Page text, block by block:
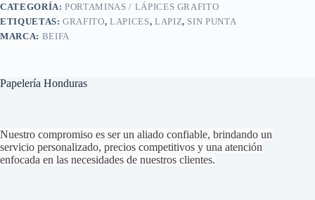
CATEGORÍA:PORTAMINAS / LÁPICES GRAFITO
ETIQUETAS:GRAFITO,LAPICES, LAPIZ, SIN PUNTA
MARCA: BEIFA
Papelería Honduras
Nuestro compromiso es ser un aliado confiable, brindando un
servicio personalizado, precios competitivos y una atención
enfocada en las necesidades de nuestros clientes.